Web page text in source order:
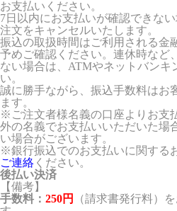
お支払いください。
7日以内にお支払いが確認できな
注文をキャンセルいたします。
振込の取扱時間はご利用される金
予めご確認ください。連休時など
ない場合は、ATMやネットバンキ
い。
誠に勝手ながら、振込手数料はお
ます。
※ご注文者様名義の口座よりお支
外の名義でお支払いいただいた場
い場合がございます。
※銀行振込でのお支払いに関する
ご連絡 ください。
後払い決済
【備考】
手数料： 250円
（請求書発行料）